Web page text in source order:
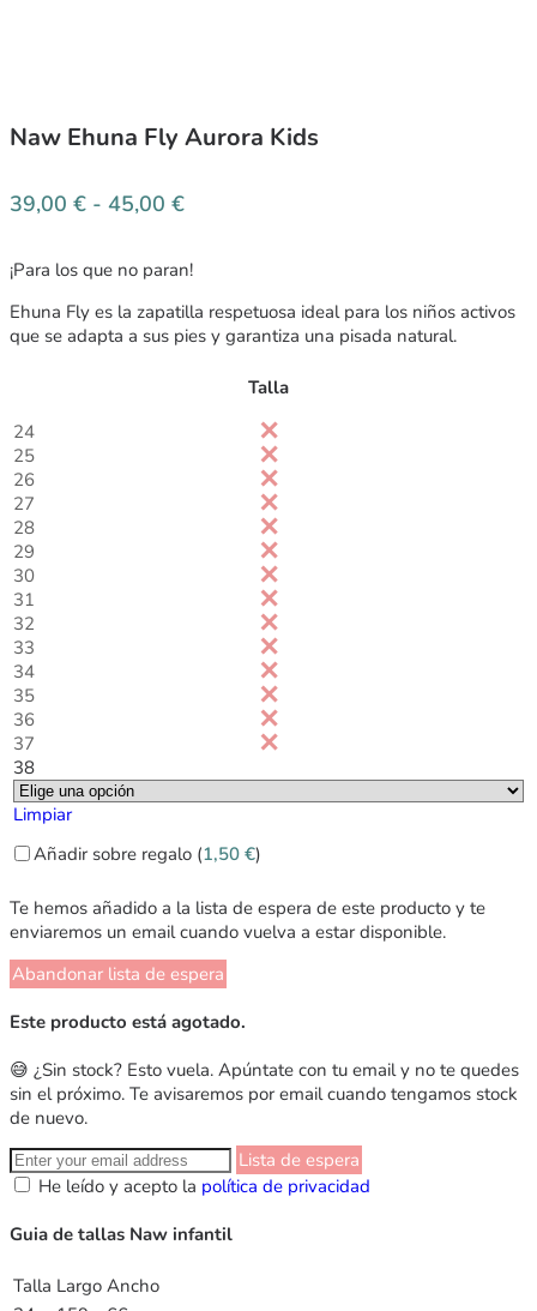
Naw Ehuna Fly Aurora Kids
39,00 € - 45,00 €
¡Para los que no paran!
Ehuna Fly es la zapatilla respetuosa ideal para los niños activos
que se adapta a sus pies y garantiza una pisada natural.
Talla
24
25
26
27
28
29
30
31
32
33
34
35
36
37
38
Limpiar
Añadir sobre regalo (1,50 €)
Te hemos añadido a la lista de espera de este producto y te
enviaremos un email cuando vuelva a estar disponible.
Abandonar lista de espera
Este producto está agotado.
😅 ¿Sin stock? Esto vuela. Apúntate con tu email y no te quedes
sin el próximo. Te avisaremos por email cuando tengamos stock
de nuevo.
Lista de espera
He leído y acepto la política de privacidad
Guia de tallas Naw infantil
Talla Largo Ancho